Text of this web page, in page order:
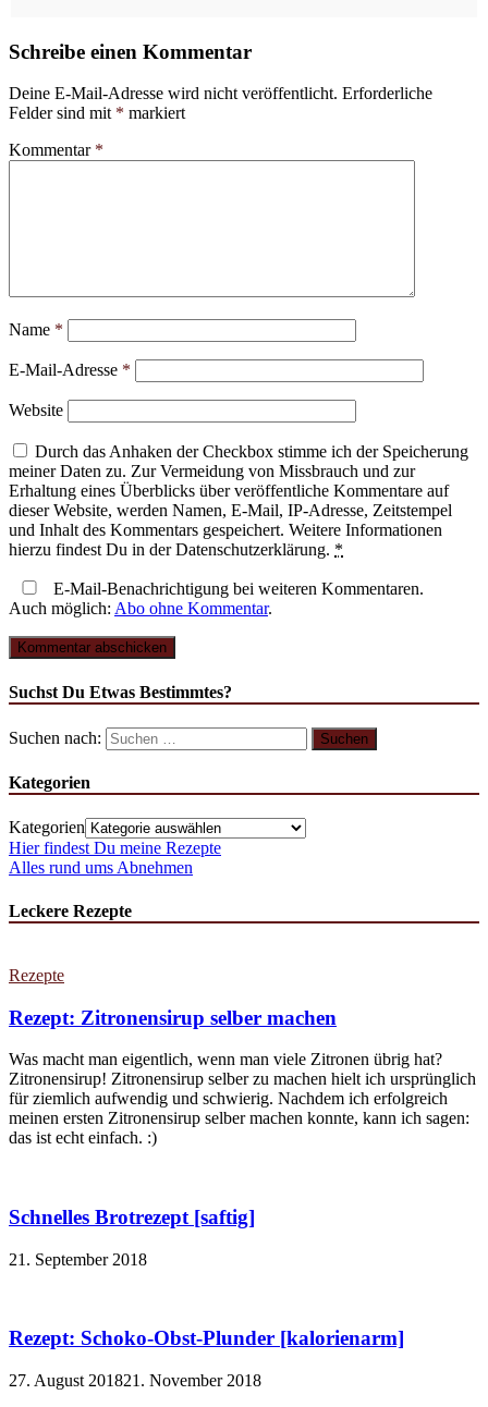
Schreibe einen Kommentar
Deine E-Mail-Adresse wird nicht veröffentlicht. Erforderliche
Felder sind mit * markiert
Kommentar *
Name *
E-Mail-Adresse *
Website
Durch das Anhaken der Checkbox stimme ich der Speicherung
meiner Daten zu. Zur Vermeidung von Missbrauch und zur
Erhaltung eines Überblicks über veröffentliche Kommentare auf
dieser Website, werden Namen, E-Mail, IP-Adresse, Zeitstempel
und Inhalt des Kommentars gespeichert. Weitere Informationen
hierzu findest Du in der Datenschutzerklärung. *
E-Mail-Benachrichtigung bei weiteren Kommentaren.
Auch möglich: Abo ohne Kommentar.
Suchst Du Etwas Bestimmtes?
Suchen nach:
Kategorien
Kategorien
Hier findest Du meine Rezepte
Alles rund ums Abnehmen
Leckere Rezepte
Rezepte
Rezept: Zitronensirup selber machen
Was macht man eigentlich, wenn man viele Zitronen übrig hat?
Zitronensirup! Zitronensirup selber zu machen hielt ich ursprünglich
für ziemlich aufwendig und schwierig. Nachdem ich erfolgreich
meinen ersten Zitronensirup selber machen konnte, kann ich sagen:
das ist echt einfach. :)
Schnelles Brotrezept [saftig]
21. September 2018
Rezept: Schoko-Obst-Plunder [kalorienarm]
27. August 201821. November 2018